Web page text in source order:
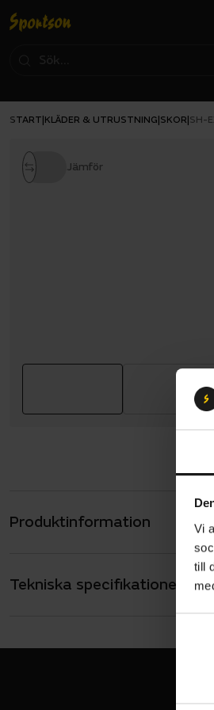
Vi
till
START KLÄDER & UTRUSTNING SKOR SH-
Jämför
Produktinformation
Tekniska specifikationer